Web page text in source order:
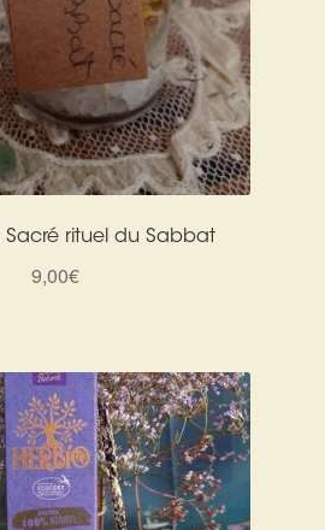
Sacré rituel du Sabbat
9,00€